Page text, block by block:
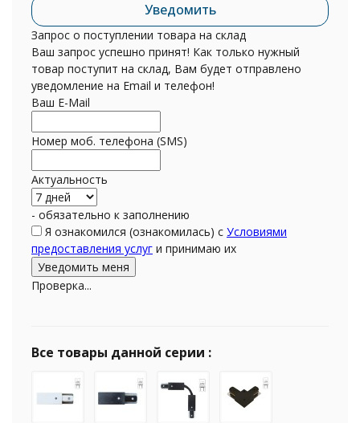
Уведомить
Запрос о поступлении товара на склад
Ваш запрос успешно принят! Как только нужный
товар поступит на склад, Вам будет отправлено
уведомление на Email и телефон!
Ваш E-Mail
Номер моб. телефона (SMS)
Актуальность
- обязательно к заполнению
Я ознакомился (ознакомилась) с Условиями
предоставления услуг и принимаю их
Проверка...
Все товары данной серии :